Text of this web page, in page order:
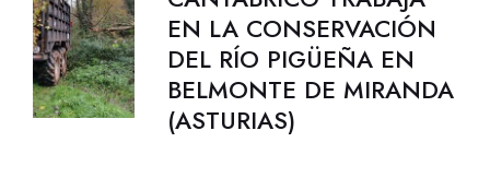
EN LA CONSERVACIÓN
DEL RÍO PIGÜEÑA EN
BELMONTE DE MIRANDA
(ASTURIAS)